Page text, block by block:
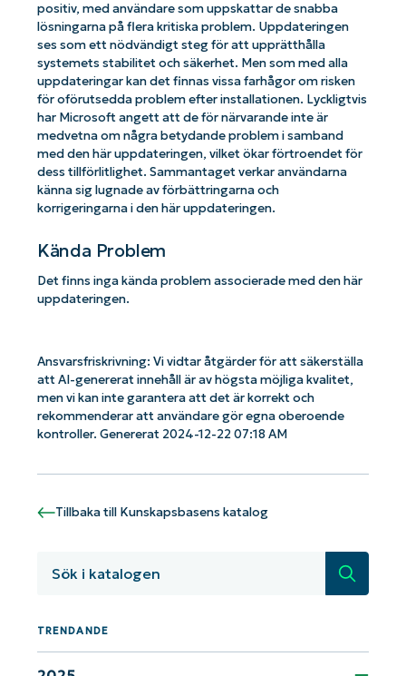
positiv, med användare som uppskattar de snabba
lösningarna på flera kritiska problem. Uppdateringen
ses som ett nödvändigt steg för att upprätthålla
systemets stabilitet och säkerhet. Men som med alla
uppdateringar kan det finnas vissa farhågor om risken
för oförutsedda problem efter installationen. Lyckligtvis
har Microsoft angett att de för närvarande inte är
medvetna om några betydande problem i samband
med den här uppdateringen, vilket ökar förtroendet för
dess tillförlitlighet. Sammantaget verkar användarna
känna sig lugnade av förbättringarna och
korrigeringarna i den här uppdateringen.
Kända Problem
Det finns inga kända problem associerade med den här
uppdateringen.
Ansvarsfriskrivning: Vi vidtar åtgärder för att säkerställa
att AI-genererat innehåll är av högsta möjliga kvalitet,
men vi kan inte garantera att det är korrekt och
rekommenderar att användare gör egna oberoende
kontroller. Genererat 2024-12-22 07:18 AM
Tillbaka till Kunskapsbasens katalog
Sök
TRENDANDE
Kom igång med NinjaOne AI-drivna
KB-analyser!
Business